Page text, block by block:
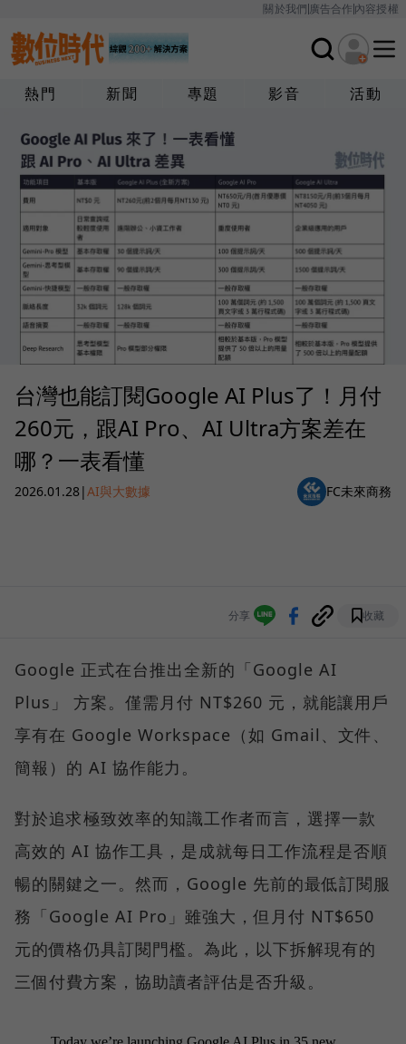
關於我們廣告合作內容授權
熱門 新聞 專題 影音 活動
台灣也能訂閱Google AI Plus了！月付
260元，跟AI Pro、AI Ultra方案差在
哪？一表看懂
2026.01.28|AI與大數據 FC未來商務
分享 收藏
Google 正式在台推出全新的「Google AI
Plus」 方案。僅需月付 NT$260 元，就能讓用戶
享有在 Google Workspace（如 Gmail、文件、
簡報）的 AI 協作能力。
對於追求極致效率的知識工作者而言，選擇一款
高效的 AI 協作工具，是成就每日工作流程是否順
暢的關鍵之一。然而，Google 先前的最低訂閱服
務「Google AI Pro」雖強大，但月付 NT$650
元的價格仍具訂閱門檻。為此，以下拆解現有的
三個付費方案，協助讀者評估是否升級。